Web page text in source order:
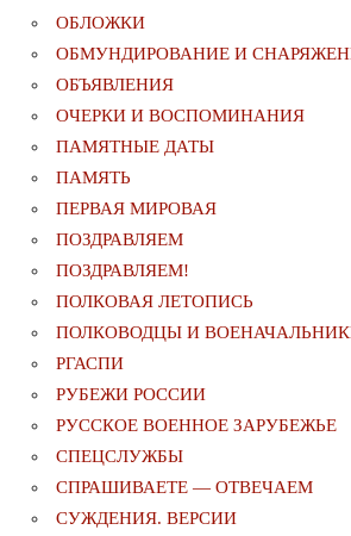
ОБЛОЖКИ
ОБМУНДИРОВАНИЕ И
ОБЪЯВЛЕНИЯ
ОЧЕРКИ И ВОСПОМИНАНИЯ
ПАМЯТНЫЕ ДАТЫ
ПАМЯТЬ
ПЕРВАЯ МИРОВАЯ
ПОЗДРАВЛЯЕМ
ПОЗДРАВЛЯЕМ!
ПОЛКОВАЯ ЛЕТОПИСЬ
ПОЛКОВОДЦЫ И
РГАСПИ
РУБЕЖИ РОССИИ
РУССКОЕ ВОЕННОЕ ЗАРУБЕЖЬЕ
СПЕЦСЛУЖБЫ
СПРАШИВАЕТЕ — ОТВЕЧАЕМ
СУЖДЕНИЯ. ВЕРСИИ